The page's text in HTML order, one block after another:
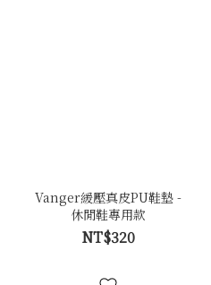
Vanger緩壓真皮PU鞋墊 -
休閒鞋專用款
NT$320